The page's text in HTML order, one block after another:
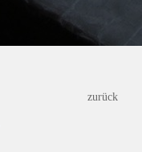
zurück